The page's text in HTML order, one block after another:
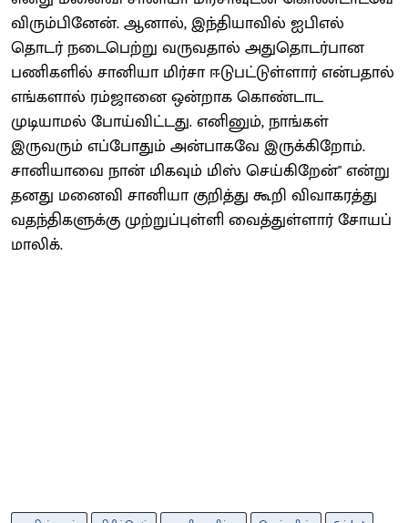
விரும்பினேன். ஆனால், இந்தியாவில் ஐபிஎல்
தொடர் நடைபெற்று வருவதால் அதுதொடர்பான
பணிகளில் சானியா மிர்சா ஈடுபட்டுள்ளார் என்பதால்
எங்களால் ரம்ஜானை ஒன்றாக கொண்டாட
முடியாமல் போய்விட்டது. எனினும், நாங்கள்
இருவரும் எப்போதும் அன்பாகவே இருக்கிறோம்.
சானியாவை நான் மிகவும் மிஸ் செய்கிறேன்" என்று
தனது மனைவி சானியா குறித்து கூறி விவாகரத்து
வதந்திகளுக்கு முற்றுப்புள்ளி வைத்துள்ளார் சோயப்
மாலிக்.